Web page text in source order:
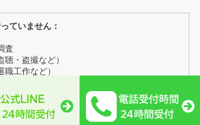
ていません：
査
・盗撮など）
工作など）
たくみ探偵興信所